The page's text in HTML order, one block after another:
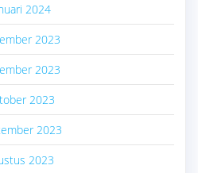
2024
2023
2023
2023
2023
2023